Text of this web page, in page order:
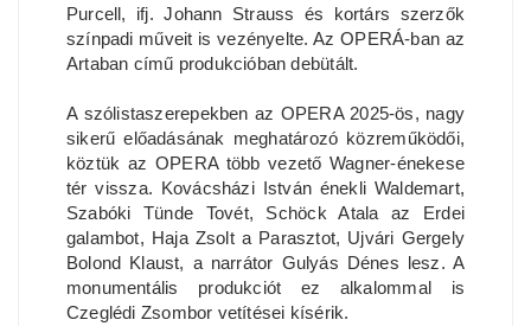
Purcell, ifj. Johann Strauss és kortárs szerzők
színpadi műveit is vezényelte. Az OPERÁ-ban az
Artaban című produkcióban debütált.
A szólistaszerepekben az OPERA 2025-ös, nagy
sikerű előadásának meghatározó közreműködői,
köztük az OPERA több vezető Wagner-énekese
tér vissza. Kovácsházi István énekli Waldemart,
Szabóki Tünde Tovét, Schöck Atala az Erdei
galambot, Haja Zsolt a Parasztot, Ujvári Gergely
Bolond Klaust, a narrátor Gulyás Dénes lesz. A
monumentális produkciót ez alkalommal is
Czeglédi Zsombor vetítései kísérik.